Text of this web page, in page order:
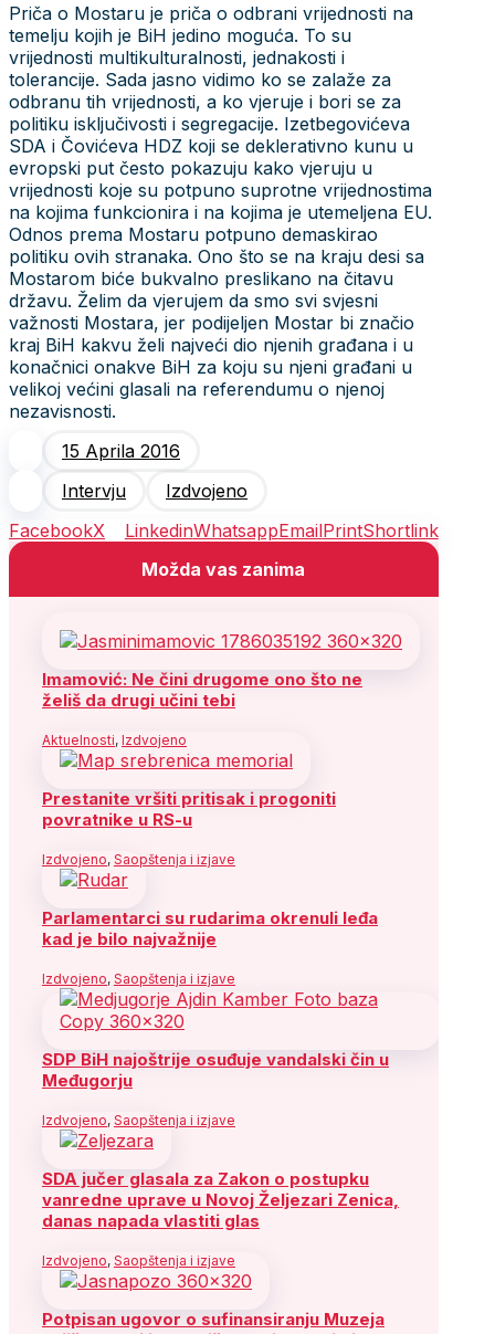
Priča o Mostaru je priča o odbrani vrijednosti na
temelju kojih je BiH jedino moguća. To su
vrijednosti multikulturalnosti, jednakosti i
tolerancije. Sada jasno vidimo ko se zalaže za
odbranu tih vrijednosti, a ko vjeruje i bori se za
politiku isključivosti i segregacije. Izetbegovićeva
SDA i Čovićeva HDZ koji se deklerativno kunu u
evropski put često pokazuju kako vjeruju u
vrijednosti koje su potpuno suprotne vrijednostima
na kojima funkcionira i na kojima je utemeljena EU.
Odnos prema Mostaru potpuno demaskirao
politiku ovih stranaka. Ono što se na kraju desi sa
Mostarom biće bukvalno preslikano na čitavu
državu. Želim da vjerujem da smo svi svjesni
važnosti Mostara, jer podijeljen Mostar bi značio
kraj BiH kakvu želi najveći dio njenih građana i u
konačnici onakve BiH za koju su njeni građani u
velikoj većini glasali na referendumu o njenoj
nezavisnosti.
15 Aprila 2016
Intervju
Izdvojeno
FacebookX LinkedinWhatsappEmailPrintShortlink
Možda vas zanima
Imamović: Ne čini drugome ono što ne
želiš da drugi učini tebi
Aktuelnosti, Izdvojeno
Prestanite vršiti pritisak i progoniti
povratnike u RS-u
Izdvojeno, Saopštenja i izjave
Parlamentarci su rudarima okrenuli leđa
kad je bilo najvažnije
Izdvojeno, Saopštenja i izjave
SDP BiH najoštrije osuđuje vandalski čin u
Međugorju
Izdvojeno, Saopštenja i izjave
SDA jučer glasala za Zakon o postupku
vanredne uprave u Novoj Željezari Zenica,
danas napada vlastiti glas
Izdvojeno, Saopštenja i izjave
Potpisan ugovor o sufinansiranju Muzeja